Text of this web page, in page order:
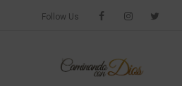
Follow Us